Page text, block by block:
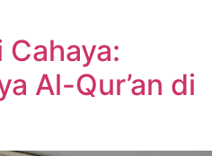
Cahaya:
Al-Qur’an di